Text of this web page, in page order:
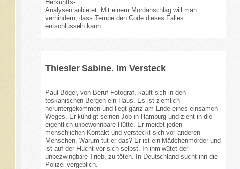
Herkunfts-
Analysen anbietet. Mit einem Mordanschlag will man
verhindern, dass Tempe den Code dieses Falles
entschlüsseln kann.
Thiesler Sabine. Im Versteck
Paul Böger, von Beruf Fotograf, kauft sich in den
toskanischen Bergen ein Haus. Es ist ziemlich
heruntergekommen und liegt ganz am Ende eines einsamen
Weges. Er kündigt seinen Job in Hamburg und zieht in die
eigentlich unbewohnbare Hütte. Er meidet jeden
menschlichen Kontakt und versteckt sich vor anderen
Menschen. Warum tut er das? Er ist ein Mädchenmörder und
ist auf der Flucht vor sich selbst. In ihm wütet der
unbezwingbare Trieb, zu töten. In Deutschland sucht ihn die
Polizei vergeblich.